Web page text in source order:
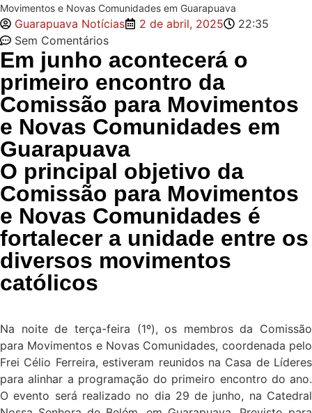
Movimentos e Novas Comunidades em Guarapuava
Guarapuava Notícias 2 de abril, 2025
22:35
Sem Comentários
Em junho acontecerá o
primeiro encontro da
Comissão para Movimentos
e Novas Comunidades em
Guarapuava
O principal objetivo da
Comissão para Movimentos
e Novas Comunidades é
fortalecer a unidade entre os
diversos movimentos
católicos
Na noite de terça-feira (1º), os membros da Comissão
para Movimentos e Novas Comunidades, coordenada pelo
Frei Célio Ferreira, estiveram reunidos na Casa de Líderes
para alinhar a programação do primeiro encontro do ano.
O evento será realizado no dia 29 de junho, na Catedral